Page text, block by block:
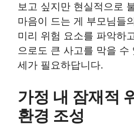
보고 싶지만 현실적으로
마음이 드는 게 부모님들
미리 위험 요소를 파악하
으로도 큰 사고를 막을
세가 필요하답니다.
가정 내 잠재적
환경 조성